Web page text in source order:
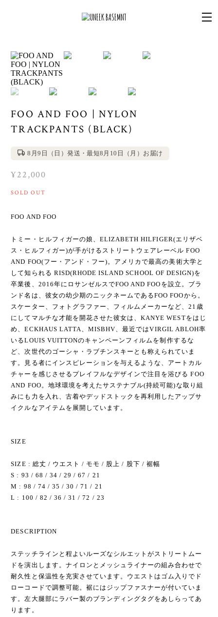
FOO AND FOO | NYLON
TRACKPANTS (BLACK)
8月9日（日）発送・最短8月10日（月）お届け
¥22,000
SOLD OUT
FOO AND FOO
トミー・ヒルフィガーの娘、ELIZABETH HILFIGER(エリザベ
ス・ヒルフィガー)が手がけるストリートウェアレーベル FOO
AND FOO(フー・アンド・フー)。アメリカで最高の美術大学と
して知られる RISD(RHODE ISLAND SCHOOL OF DESIGN)を
卒業後、2016年にロサンゼルスでFOO AND FOOを設立。ブラ
ンド名は、彼女の幼少期のニックネームであるFOO FOOから。
スケーター、フォトグラファー、フィルムメーカーなど、21歳
にしてマルチな才能を開花させた彼女は、KANYE WESTをはじ
め、ECKHAUS LATTA、MISBHV、最近ではVIRGIL ABLOH率
いるLOUIS VUITTONのキャンペーンフィルムを制作するな
ど、次世代のゴーシャ・ラブチンスキーとも称えられていま
す。見る者にインスピレーションを与えるような、アートカル
チャーを感じさせるプレイフルなデザインで注目を浴びる FOO
AND FOO。地球環境を考えたサステナブル(持続可能)な取り組
みにも力を入れ、古着やデッドストックを再利用したアップサ
イクルなアイテムを展開しています。
SIZE
SIZE : 総丈 / ウエスト / モモ / 股上 / 股下 / 裾幅
S : 93 / 68 / 34 / 29 / 67 / 21
M : 98 / 74 / 35 / 30 / 71 / 21
L : 100 / 82 / 36 / 31 / 72 / 23
DESCRIPTION
ステッチラインと程よいルーズなシルエットがストリートムー
ドを演出します。ナイロンとメッシュライナーの組み合わせで
耐久性と保温性を充実させています。ウエストはゴム入りでド
ローコードで調整可能。裾にはジップファスナーが付いていま
す。左大腿部にラバー製のブランディングタグをあしらってあ
ります。